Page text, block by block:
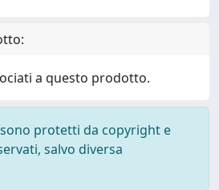
a questo prodotto.
protetti da copyright e
salvo diversa